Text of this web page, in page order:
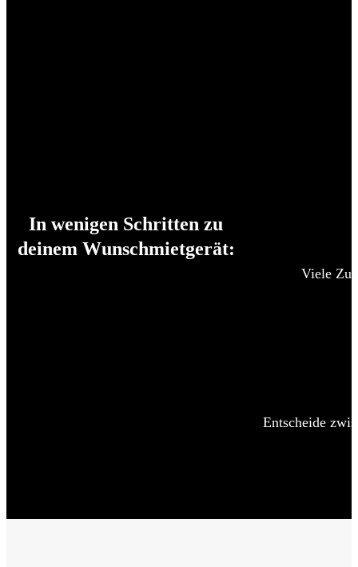
In wenigen Schritten zu
deinem Wunschmietgerät:
Viele
Entscheide